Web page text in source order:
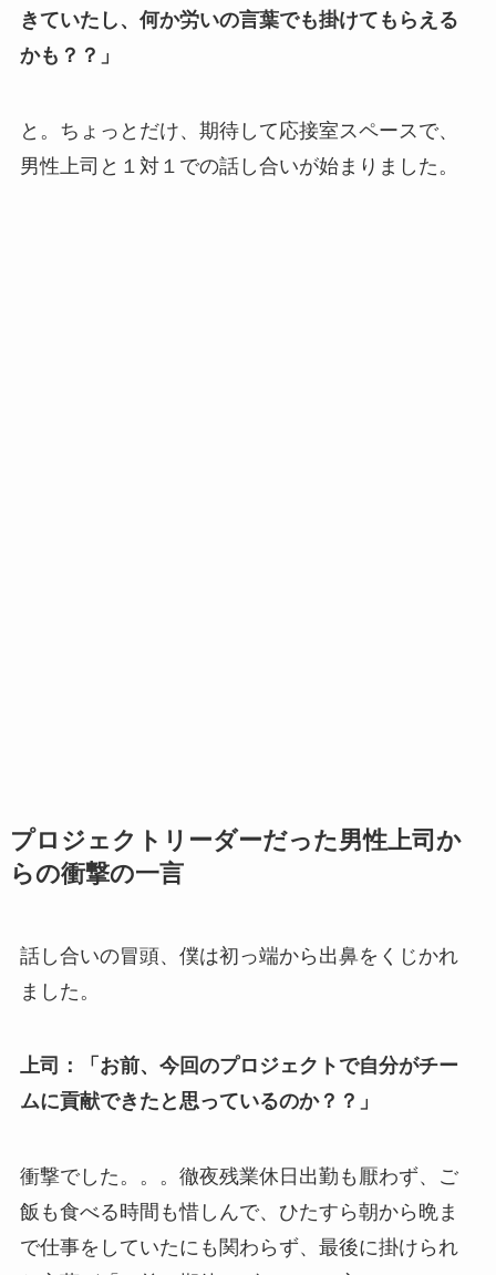
きていたし、何か労いの言葉でも掛けてもらえる
かも？？」
と。ちょっとだけ、期待して応接室スペースで、
男性上司と１対１での話し合いが始まりました。
プロジェクトリーダーだった男性上司か
らの衝撃の一言
話し合いの冒頭、僕は初っ端から出鼻をくじかれ
ました。
上司：「お前、今回のプロジェクトで自分がチー
ムに貢献できたと思っているのか？？」
衝撃でした。。。徹夜残業休日出勤も厭わず、ご
飯も食べる時間も惜しんで、ひたすら朝から晩ま
で仕事をしていたにも関わらず、最後に掛けられ